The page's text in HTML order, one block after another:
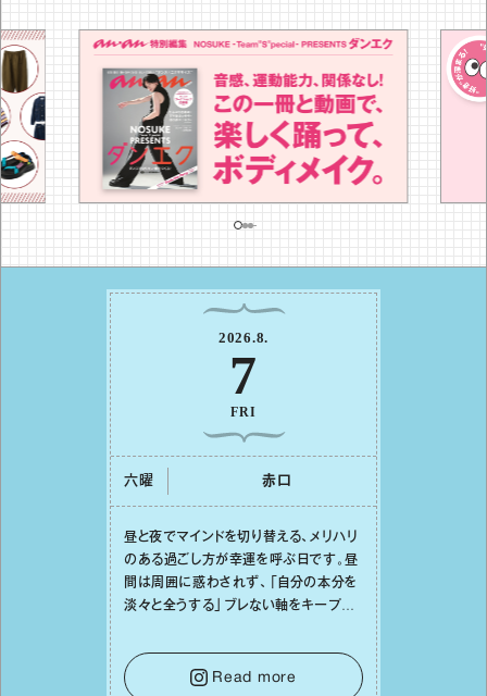
2026.8.
7
FRI
六曜 ⾚⼝
昼と夜でマインドを切り替える、メリハリ
のある過ごし⽅が幸運を呼ぶ⽇です。昼
間は周囲に惑わされず、「⾃分の本分を
淡々と全うする」ブレない軸をキープし
⾔葉に流されないよう、⼼にしっかりブ
レーキをかけること。この意識の切り替
Read more